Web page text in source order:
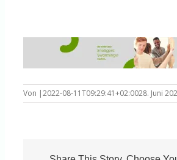
Intelligent Swarming
Community
Von |2022-08-11T09:29:41+02:0028. Juni